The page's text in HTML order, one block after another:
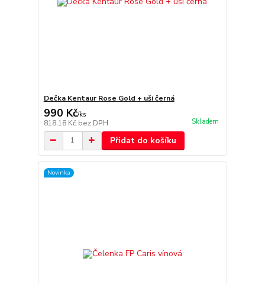
Dečka Kentaur Rose Gold + uši černá
990 Kč/ks
818,18 Kč bez DPH Skladem
Přidat do košíku
Novinka